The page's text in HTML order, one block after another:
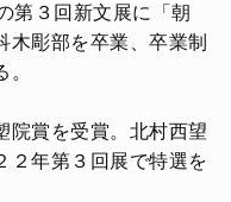
第３回新文展に「朝
木彫部を卒業、卒業制
院賞を受賞。北村西望
２年第３回展で特選を